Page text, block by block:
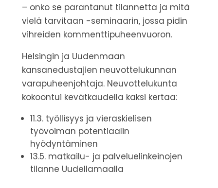
– onko se parantanut tilannetta ja mitä
vielä tarvitaan -seminaarin, jossa pidin
vihreiden kommenttipuheenvuoron.
Helsingin ja Uudenmaan
kansanedustajien neuvottelukunnan
varapuheenjohtaja. Neuvottelukunta
kokoontui kevätkaudella kaksi kertaa:
11.3. työllisyys ja vieraskielisen
työvoiman potentiaalin
hyödyntäminen
13.5. matkailu- ja palveluelinkeinojen
tilanne Uudellamaalla